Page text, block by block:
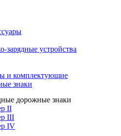
зарядные устройства
и комплектующие
знаки
дорожные знаки
II
III
IV